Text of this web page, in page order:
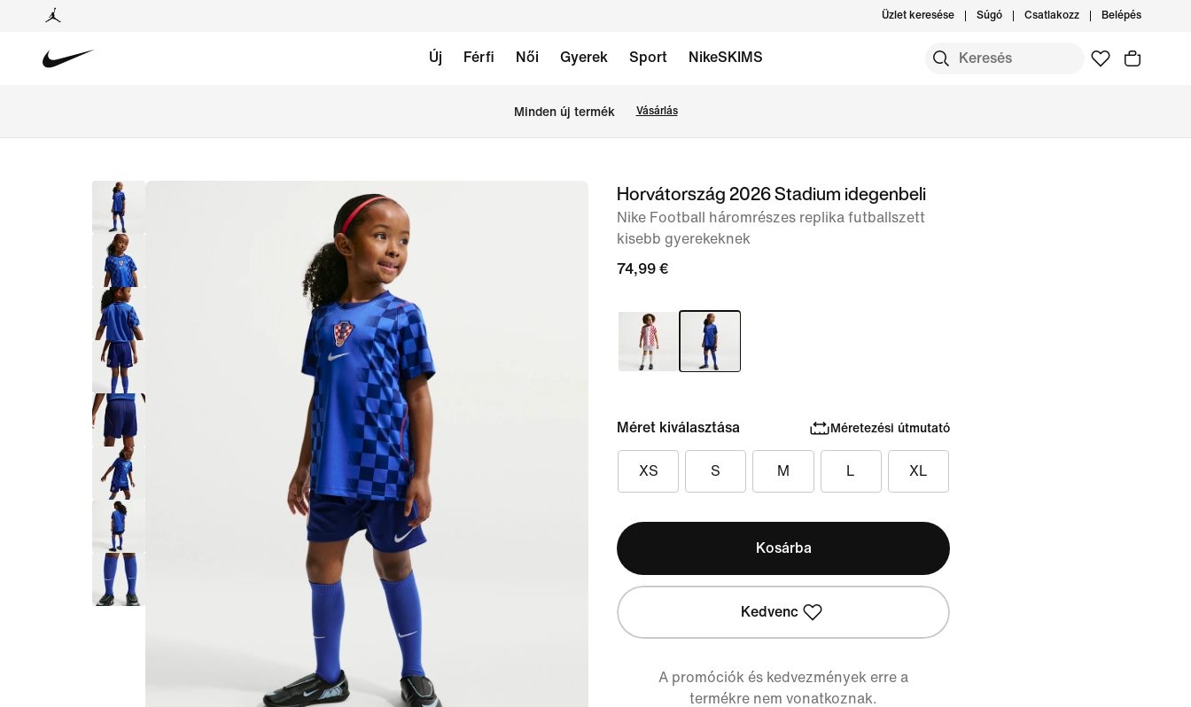
Üzlet keresése Súgó Csatlakozz Belépés
Új Férfi Női Gyerek Sport NikeSKIMS
Minden új termék Vásárlás
Horvátország 2026 Stadium idegenbeli
Nike Football háromrészes replika futballszett
kisebb gyerekeknek
74,99 €
Méret kiválasztása Méretezési útmutató
XS S M L XL
Kosárba
Kedvenc
A promóciók és kedvezmények erre a
termékre nem vonatkoznak.